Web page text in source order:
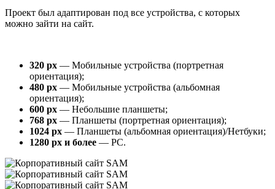
Проект был адаптирован под все устройства, с которых
можно зайти на сайт.
320 px — Мобильные устройства (портретная
ориентация);
480 px — Мобильные устройства (альбомная
ориентация);
600 px — Небольшие планшеты;
768 px — Планшеты (портретная ориентация);
1024 px — Планшеты (альбомная ориентация)/Нетбуки;
1280 px и более — PC.